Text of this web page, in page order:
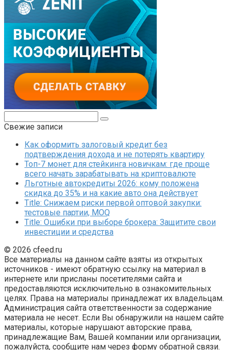
Свежие записи
Как оформить залоговый кредит без
подтверждения дохода и не потерять квартиру
Топ-7 монет для стейкинга новичкам: где проще
всего начать зарабатывать на криптовалюте
Льготные автокредиты 2026: кому положена
скидка до 35% и на какие авто она действует
Title: Снижаем риски первой оптовой закупки:
тестовые партии, MOQ
Title: Ошибки при выборе брокера: Защитите свои
инвестиции и средства
© 2026 cfeed.ru
Все материалы на данном сайте взяты из открытых
источников - имеют обратную ссылку на материал в
интернете или присланы посетителями сайта и
предоставляются исключительно в ознакомительных
целях. Права на материалы принадлежат их владельцам.
Администрация сайта ответственности за содержание
материала не несет. Если Вы обнаружили на нашем сайте
материалы, которые нарушают авторские права,
принадлежащие Вам, Вашей компании или организации,
пожалуйста, сообщите нам через форму обратной связи.